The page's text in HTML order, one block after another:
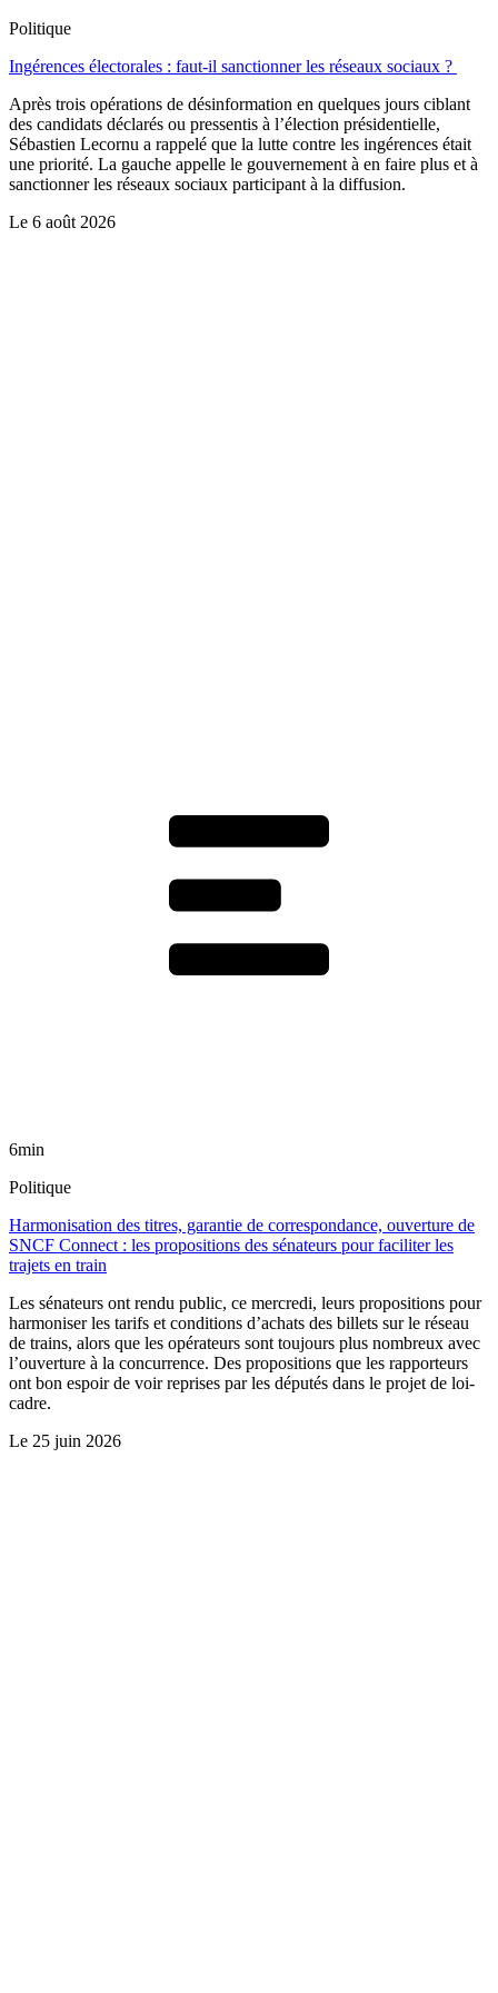
Politique
Ingérences électorales : faut-il sanctionner les réseaux sociaux ?
Après trois opérations de désinformation en quelques jours ciblant
des candidats déclarés ou pressentis à l’élection présidentielle,
Sébastien Lecornu a rappelé que la lutte contre les ingérences était
une priorité. La gauche appelle le gouvernement à en faire plus et à
sanctionner les réseaux sociaux participant à la diffusion.
Le 6 août 2026
6min
Politique
Harmonisation des titres, garantie de correspondance, ouverture de
SNCF Connect : les propositions des sénateurs pour faciliter les
trajets en train
Les sénateurs ont rendu public, ce mercredi, leurs propositions pour
harmoniser les tarifs et conditions d’achats des billets sur le réseau
de trains, alors que les opérateurs sont toujours plus nombreux avec
l’ouverture à la concurrence. Des propositions que les rapporteurs
ont bon espoir de voir reprises par les députés dans le projet de loi-
cadre.
Le 25 juin 2026